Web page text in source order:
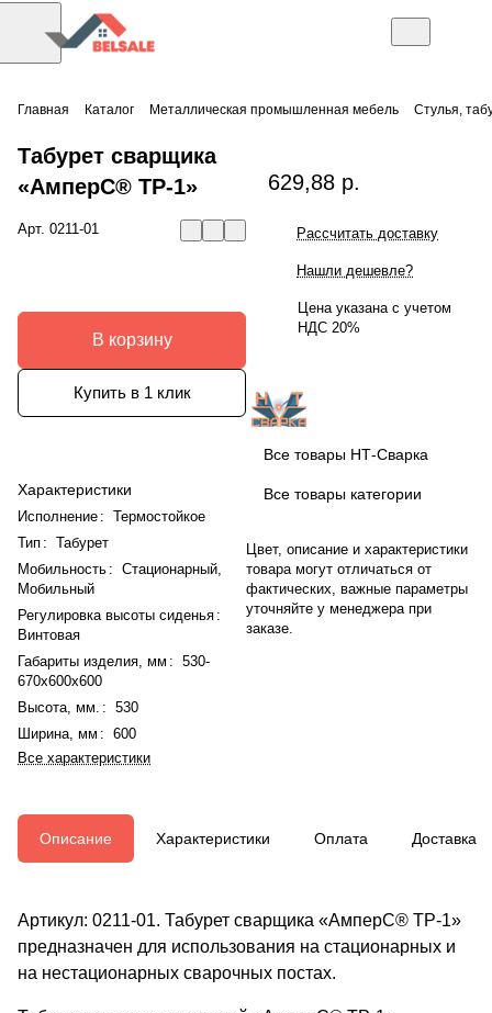
Главная Каталог Металлическая промышленная мебель Стулья,
Табурет сварщика
«АмперС® ТР-1»
Арт. 0211-01
В корзину
Купить в 1 клик
Характеристики
Исполнение : Термостойкое
Тип : Табурет
Мобильность : Стационарный
Мобильный
Регулировка высоты сиденья :
Винтовая
Габариты изделия, мм : 530-
670х600х600
Высота, мм. : 530
Ширина, мм : 600
Все характеристики
629,88 р.
Рассчитать доставку
Нашли дешевле?
Цена указана с учетом
НДС 20%
Все товары НТ-Сварка
Все товары категории
Цвет, описание и характеристики
товара могут отличаться от
фактических, важные параметры
уточняйте у менеджера при
заказе.
Описание Характеристики Оплата Доставка
Артикул: 0211-01. Табурет сварщика «АмперС® ТР-1»
предназначен для использования на стационарных и
на нестационарных сварочных постах.